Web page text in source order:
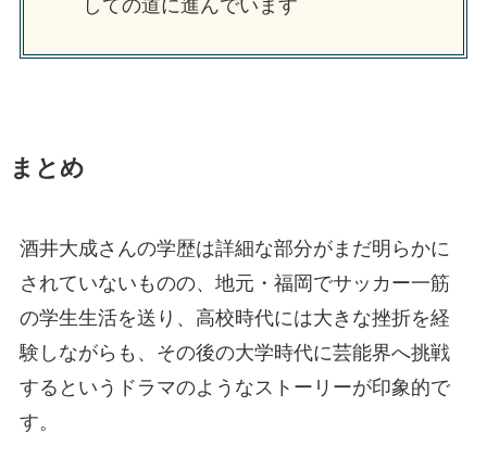
しての道に進んでいます
まとめ
酒井大成さんの学歴は詳細な部分がまだ明らかに
されていないものの、地元・福岡でサッカー一筋
の学生生活を送り、高校時代には大きな挫折を経
験しながらも、その後の大学時代に芸能界へ挑戦
するというドラマのようなストーリーが印象的で
す。